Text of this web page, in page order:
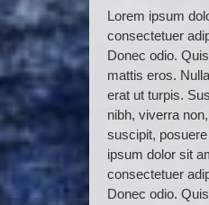
Lorem ipsum
consectetuer
Donec odio.
mattis eros.
erat ut turpis.
nibh, viverra
suscipit,
ipsum dolor sit
consectetuer
Donec odio.